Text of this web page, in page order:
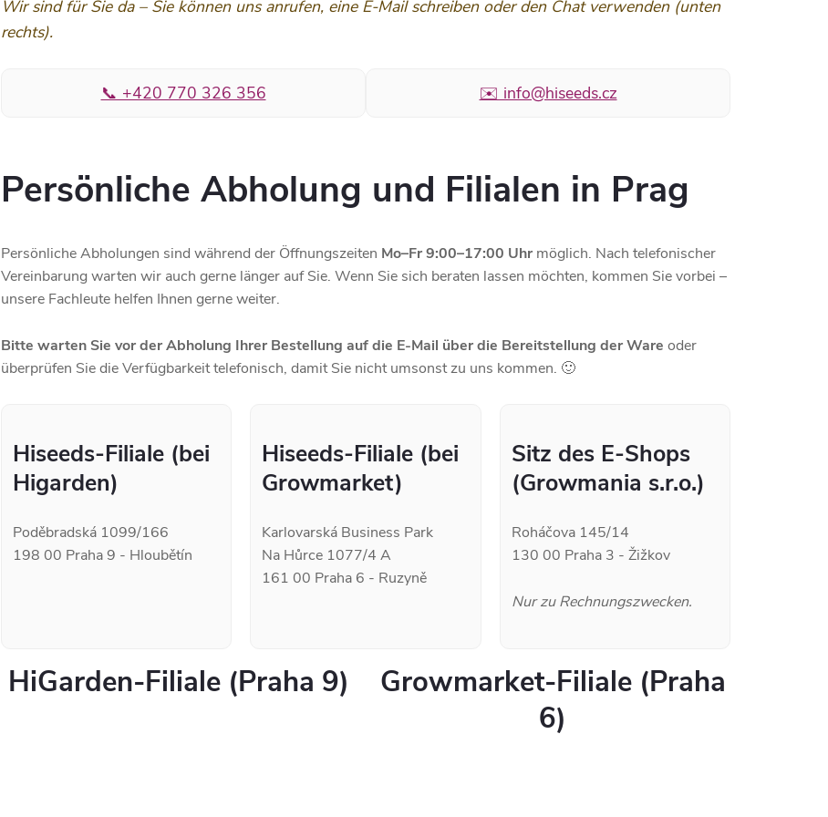
Wir sind für Sie da – Sie können uns anrufen, eine E-Mail schreiben oder den Chat verwenden (unten
rechts).
📞 +420 770 326 356 ✉️ info@hiseeds.cz
Persönliche Abholung und Filialen in Prag
Persönliche Abholungen sind während der Öffnungszeiten Mo–Fr 9:00–17:00 Uhr möglich. Nach telefonischer
Vereinbarung warten wir auch gerne länger auf Sie. Wenn Sie sich beraten lassen möchten, kommen Sie vorbei –
unsere Fachleute helfen Ihnen gerne weiter.
Bitte warten Sie vor der Abholung Ihrer Bestellung auf die E-Mail über die Bereitstellung der Ware oder
überprüfen Sie die Verfügbarkeit telefonisch, damit Sie nicht umsonst zu uns kommen. 🙂
Hiseeds-Filiale (bei
Higarden)
Poděbradská 1099/166
198 00 Praha 9 - Hloubětín
Hiseeds-Filiale (bei
Growmarket)
Karlovarská Business Park
Na Hůrce 1077/4 A
161 00 Praha 6 - Ruzyně
Sitz des E-Shops
(Growmania s.r.o.)
Roháčova 145/14
130 00 Praha 3 - Žižkov
Nur zu Rechnungszwecken.
HiGarden-Filiale (Praha 9)
Growmarket-Filiale (Praha
6)